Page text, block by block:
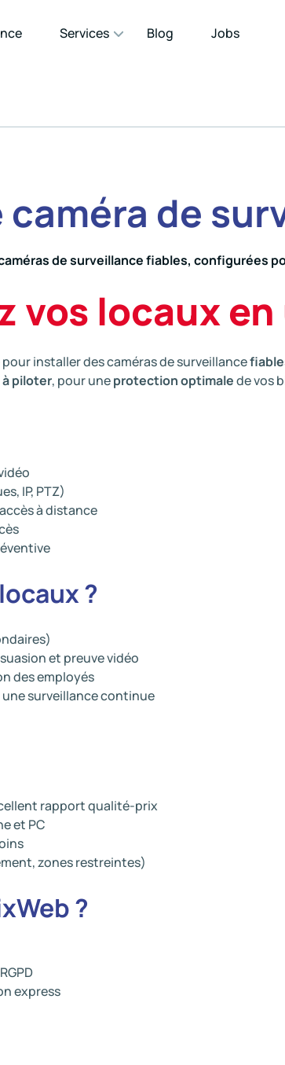
Services Blog Jobs
de
de surveillance fiables, configurées
vos locaux
installer des caméras de surveillance
piloter, pour uneprotection optimalede vos
IP, PTZ)
à distance
?
et preuve vidéo
des employés
surveillance continue
rapport qualité-prix
et PC
zones restreintes)
?
express